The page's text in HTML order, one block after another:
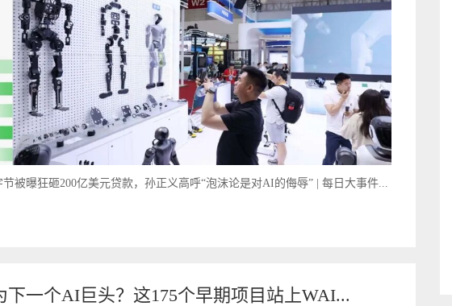
被曝狂砸200亿美元贷款，孙正义高呼“泡沫论是对AI的侮辱” | 每日大事件...
下一个AI巨头？这175个早期项目站上WAI...